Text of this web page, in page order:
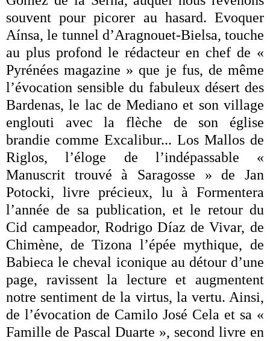
souvent pour picorer au hasard. Evoquer
Aínsa, le tunnel d’Aragnouet-Bielsa, touche
au plus profond le rédacteur en chef de «
Pyrénées magazine » que je fus, de même
l’évocation sensible du fabuleux désert des
Bardenas, le lac de Mediano et son village
englouti avec la flèche de son église
brandie comme Excalibur... Los Mallos de
Riglos, l’éloge de l’indépassable «
Manuscrit trouvé à Saragosse » de Jan
Potocki, livre précieux, lu à Formentera
l’année de sa publication, et le retour du
Cid campeador, Rodrigo Díaz de Vivar, de
Chimène, de Tizona l’épée mythique, de
Babieca le cheval iconique au détour d’une
page, ravissent la lecture et augmentent
notre sentiment de la virtus, la vertu. Ainsi,
de l’évocation de Camilo José Cela et sa «
Famille de Pascal Duarte », second livre en